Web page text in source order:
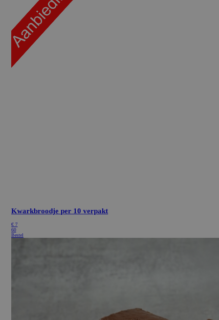
Kwarkbroodje per 10 verpakt
€ 7
60
Bestel